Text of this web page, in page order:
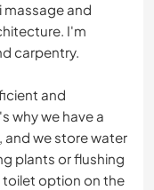
massage and
I'm
carpentry.
and
why we have a
and we store water
plants or flushing
toilet option on the